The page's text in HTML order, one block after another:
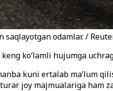
odamlar. /
ko‘lamli hujumga
kuni ertalab ma’lum
joy majmualariga ham